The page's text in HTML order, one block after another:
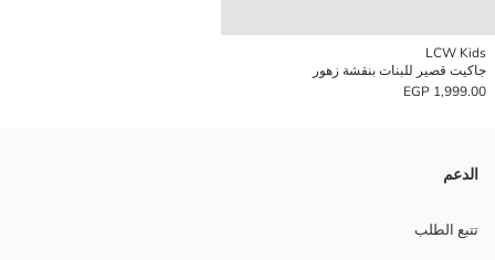
LCW Kids
جاكيت قصير للبنات بنقشة زهور
1,999.00 EGP
الدعم
تتبع الطلب